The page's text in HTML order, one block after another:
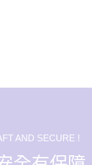
AND SECURE !